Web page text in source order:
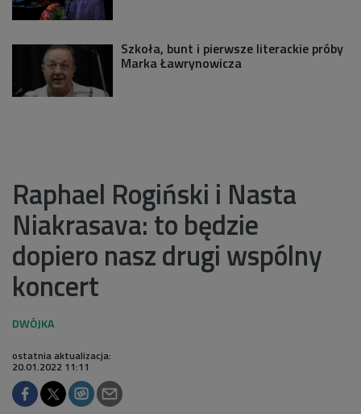
Szkoła, bunt i pierwsze literackie próby
Marka Ławrynowicza
Raphael Rogiński i Nasta
Niakrasava: to będzie
dopiero nasz drugi wspólny
koncert
ostatnia aktualizacja:
20.01.2022 11:11